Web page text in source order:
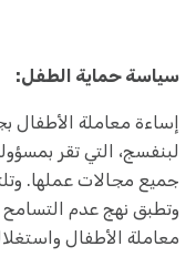
سياسة حماية الطفل:
إساءة معاملة الأطفال
لبنفسج، التي تقر
جميع مجالات عملها.
وتطبق نهج عدم التسامح
معاملة الأطفال